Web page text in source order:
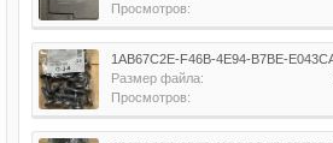
Просмотров:
Размер файла:
Просмотров: